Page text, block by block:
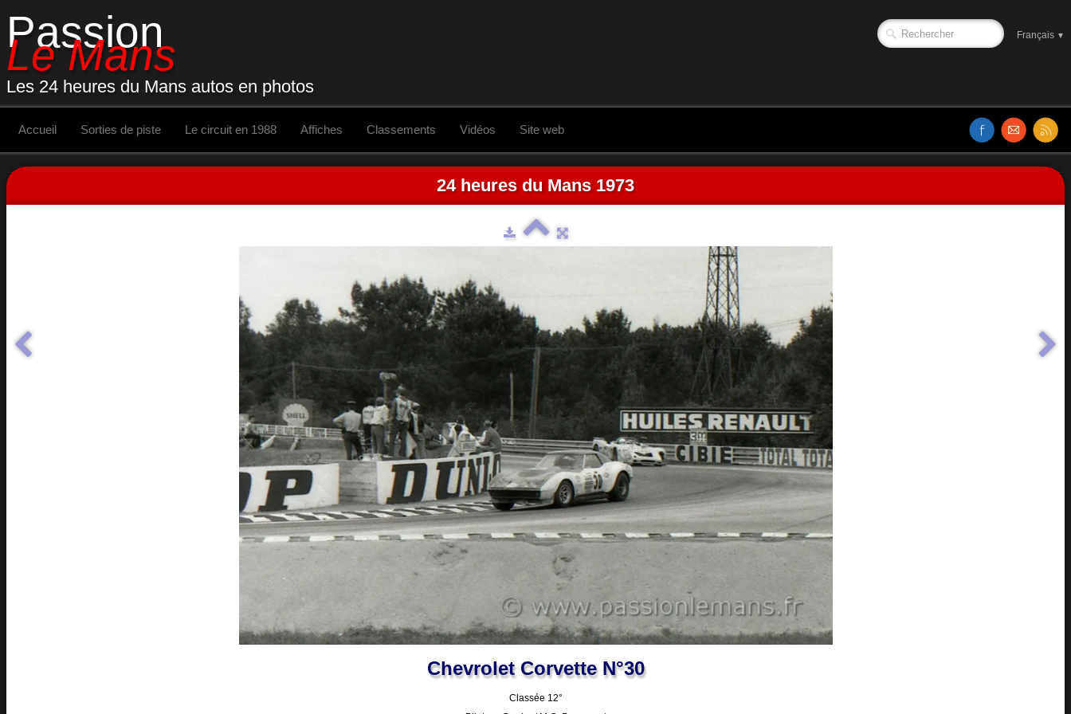
Passion
Le Mans
Les 24 heures du Mans autos en photos
Français ▼
Accueil Sorties de piste Le circuit en 1988 Affiches Classements Vidéos Site web
24 heures du Mans 1973
Chevrolet Corvette N°30
Classée 12°